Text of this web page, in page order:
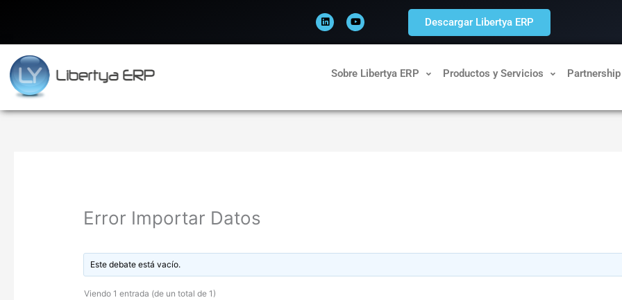
i
n
k
e
o
u
t
u
Descargar Libertya ERP
Sobre Libertya ERP Productos y Servicios Partnership
Error Importar Datos
Este debate está vacío.
Viendo 1 entrada (de un total de 1)